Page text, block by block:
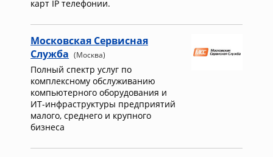
карт IP телефонии.
Московская Сервисная
Служба (Москва)
Полный спектр услуг по
комплексному обслуживанию
компьютерного оборудования и
ИТ-инфраструктуры предприятий
малого, среднего и крупного
бизнеса